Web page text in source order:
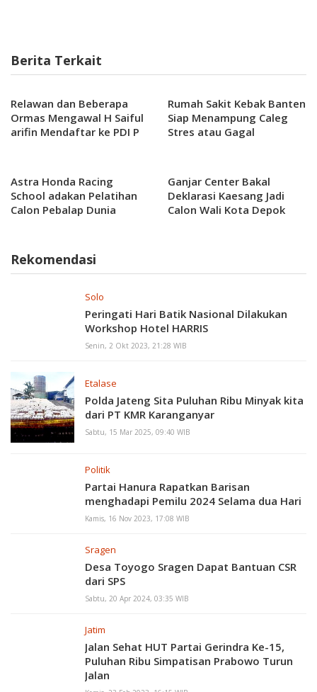
Berita Terkait
Relawan dan Beberapa
Ormas Mengawal H Saiful
arifin Mendaftar ke PDI P
Rumah Sakit Kebak Banten
Siap Menampung Caleg
Stres atau Gagal
Astra Honda Racing
School adakan Pelatihan
Calon Pebalap Dunia
Ganjar Center Bakal
Deklarasi Kaesang Jadi
Calon Wali Kota Depok
Rekomendasi
Solo
Peringati Hari Batik Nasional Dilakukan
Workshop Hotel HARRIS
Senin, 2 Okt 2023, 21:28 WIB
Etalase
Polda Jateng Sita Puluhan Ribu Minyak kita
dari PT KMR Karanganyar
Sabtu, 15 Mar 2025, 09:40 WIB
Politik
Partai Hanura Rapatkan Barisan
menghadapi Pemilu 2024 Selama dua Hari
Kamis, 16 Nov 2023, 17:08 WIB
Sragen
Desa Toyogo Sragen Dapat Bantuan CSR
dari SPS
Sabtu, 20 Apr 2024, 03:35 WIB
Jatim
Jalan Sehat HUT Partai Gerindra Ke-15,
Puluhan Ribu Simpatisan Prabowo Turun
Jalan